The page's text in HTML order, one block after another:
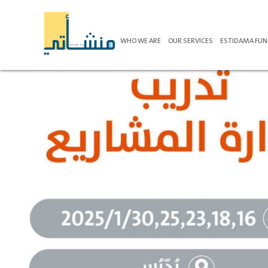
WHO WE ARE OUR SERVICES ESTIDAMA